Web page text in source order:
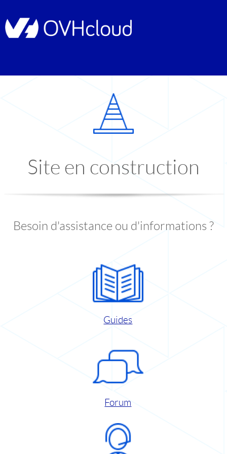
Site en construction
Besoin d'assistance ou d'informations ?
Guides
Forum